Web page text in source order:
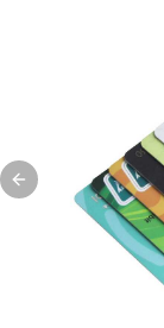
Previous slide